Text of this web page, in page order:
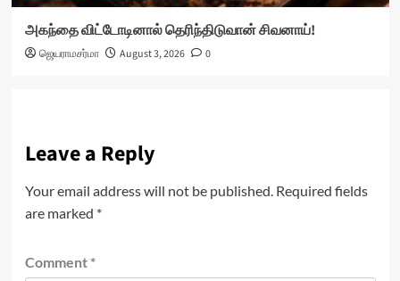
அகந்தை விட்டோடினால் தெரிந்திடுவான் சிவனாய்!
ஜெயராமசர்மா August 3, 2026 0
Leave a Reply
Your email address will not be published. Required fields
are marked *
Comment *